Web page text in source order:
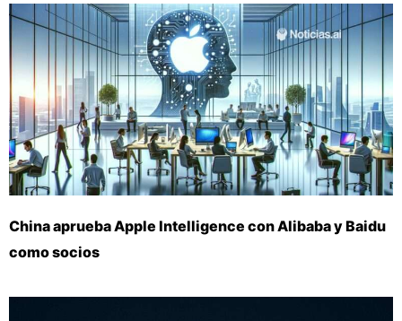
China aprueba Apple Intelligence con Alibaba y Baidu
como socios